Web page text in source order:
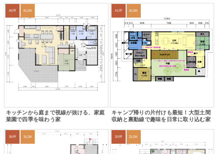
45坪 6LDK
キッチンから庭まで視線が抜ける、家庭
菜園で四季を味わう家
41坪 4LDK
キャンプ帰りの片付けも最短！大型土間
収納と裏動線で趣味を日常に取り込む家
36坪 3LDK 30坪 2LDK